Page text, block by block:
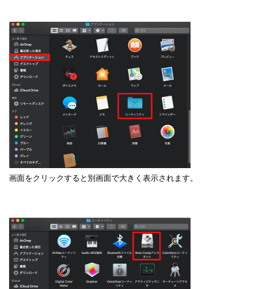
画面をクリックすると別画面で大きく表示されます。